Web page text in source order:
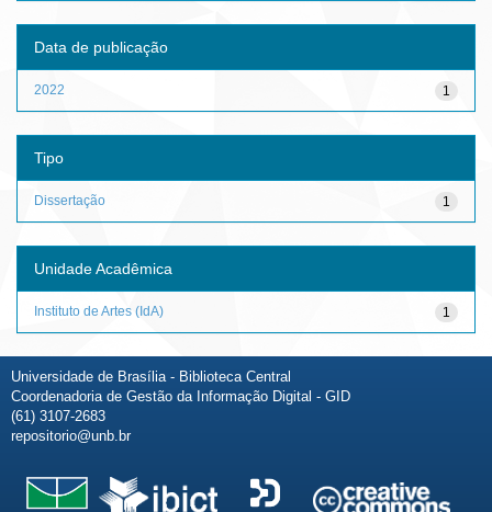
Data de publicação
1
2022
Tipo
1
Dissertação
Unidade Acadêmica
1
Instituto de Artes (IdA)
Universidade de Brasília - Biblioteca Central
Coordenadoria de Gestão da Informação Digital - GID
(61) 3107-2683
repositorio@unb.br